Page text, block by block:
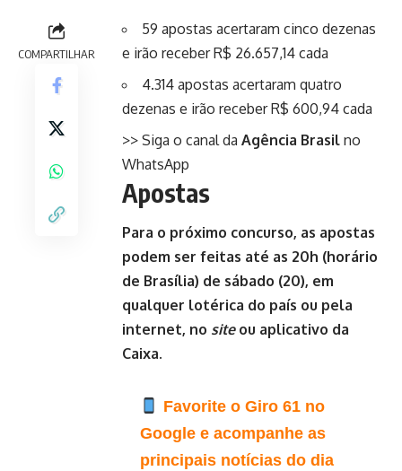
COMPARTILHAR
59 apostas acertaram cinco dezenas
e irão receber R$ 26.657,14 cada
4.314 apostas acertaram quatro
dezenas e irão receber R$ 600,94 cada
>> Siga o canal da Agência Brasil no
WhatsApp
Apostas
Para o próximo concurso, as apostas
podem ser feitas até as 20h (horário
de Brasília) de sábado (20), em
qualquer lotérica do país ou pela
internet, no siteou aplicativo da
Caixa.
Favorite o Giro 61 no
Google e acompanhe as
principais notícias do dia